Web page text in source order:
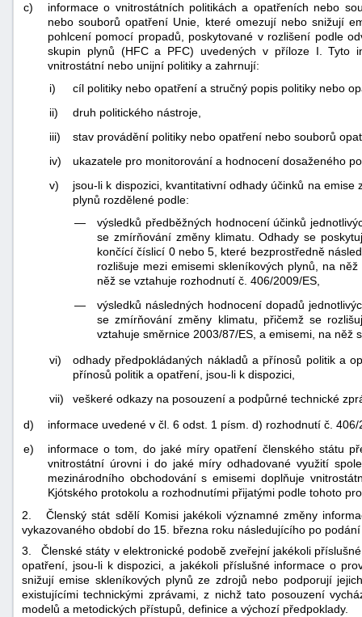
c)
informace o vnitrostátních politikách a opatřeních nebo
nebo souborů opatření Unie, které omezují nebo snižují
pohlcení pomocí propadů, poskytované v rozlišení podle
skupin plynů (HFC a PFC) uvedených v příloze I. Tyto
vnitrostátní nebo unijní politiky a zahrnují:
i)
cíl politiky nebo opatření a stručný popis politiky nebo
ii)
druh politického nástroje,
iii)
stav provádění politiky nebo opatření nebo souborů
iv)
ukazatele pro monitorování a hodnocení dosaženého
v)
jsou-li k dispozici, kvantitativní odhady účinků na
plynů rozdělené podle:
—
výsledků předběžných hodnocení účinků
se zmírňování změny klimatu. Odhady se
končící číslicí 0 nebo 5, které bezprostředně
rozlišuje mezi emisemi skleníkových plynů, na
něž se vztahuje rozhodnutí č. 406/2009/ES,
—
výsledků následných hodnocení dopadů
se zmírňování změny klimatu, přičemž se
vztahuje směrnice 2003/87/ES, a emisemi, na něž
vi)
odhady předpokládaných nákladů a přínosů politik a
přínosů politik a opatření, jsou-li k dispozici,
vii)
veškeré odkazy na posouzení a podpůrné technické
d)
informace uvedené v čl. 6 odst. 1 písm. d) rozhodnutí č. 406/
e)
informace o tom, do jaké míry opatření členského státu
vnitrostátní úrovni i do jaké míry odhadované využití
mezinárodního obchodování s emisemi doplňuje
Kjótského protokolu a rozhodnutími přijatými podle tohoto
2. Členský stát sdělí Komisi jakékoli významné změny
vykazovaného období do 15. března roku následujícího po
3. Členské státy v elektronické podobě zveřejní jakékoli
opatření, jsou-li k dispozici, a jakékoli příslušné informace o
snižují emise skleníkových plynů ze zdrojů nebo podporují
existujícími technickými zprávami, z nichž tato posouzení
modelů a metodických přístupů, definice a výchozí předpoklady.